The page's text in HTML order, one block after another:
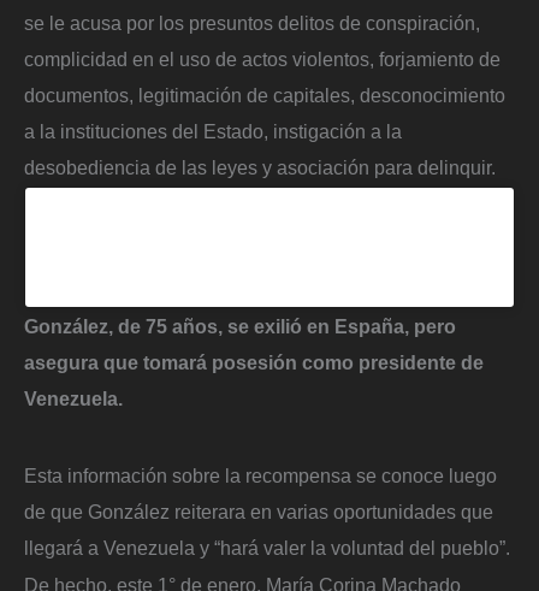
se le acusa por los presuntos delitos de conspiración,
complicidad en el uso de actos violentos, forjamiento de
documentos, legitimación de capitales, desconocimiento
a la instituciones del Estado, instigación a la
desobediencia de las leyes y asociación para delinquir.
González, de 75 años, se exilió en España, pero
asegura que tomará posesión como presidente de
Venezuela.
Esta información sobre la recompensa se conoce luego
de que González reiterara en varias oportunidades que
llegará a Venezuela y “hará valer la voluntad del pueblo”.
De hecho, este 1° de enero, María Corina Machado